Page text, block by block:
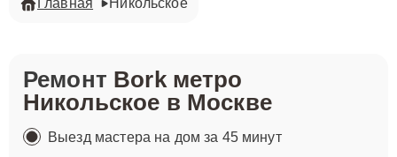
Главная Никольское
Ремонт Bork метро
Никольское в Москве
Выезд мастера на дом за 45 минут